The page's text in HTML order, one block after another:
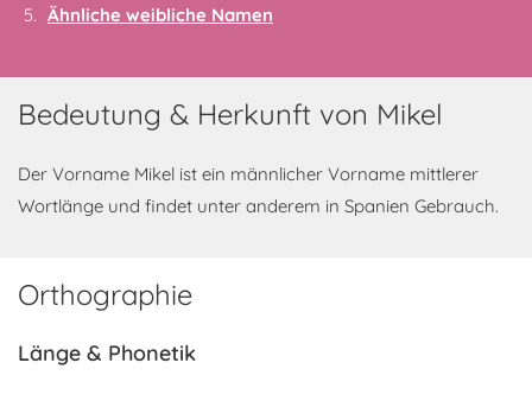
Ähnliche weibliche Namen
Bedeutung & Herkunft von Mikel
Der Vorname Mikel ist ein männlicher Vorname mittlerer
Wortlänge und findet unter anderem in Spanien Gebrauch.
Orthographie
Länge & Phonetik